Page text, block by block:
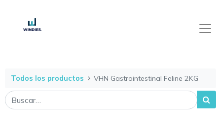
Todos los productos VHN Gastrointestinal Feline 2KG